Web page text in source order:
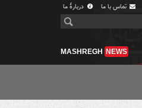
تماس با ما دربارهٔ ما
MASHREGH NEWS